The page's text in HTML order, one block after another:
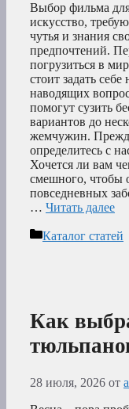
Выбор фильма
искусство,
чутья и знания
предпочтений.
погрузиться в
стоит задать себе
наводящих
помогут сузить
вариантов до
жемчужин.
определитесь с
Хочется ли вам
смешного, чтобы
повседневных
… Читать далее
Рубрики
Каталог статей
Как
28 июля, 2026 от